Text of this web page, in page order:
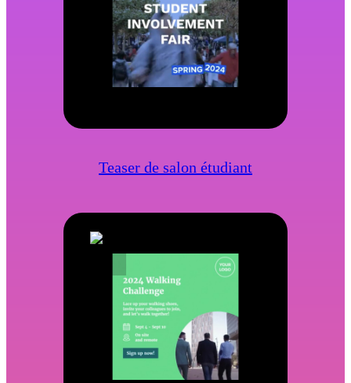
Teaser de salon étudiant